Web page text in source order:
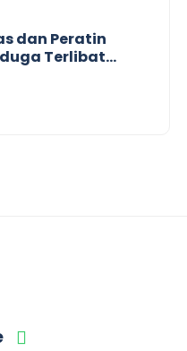
dan Peratin
Terlibat
Mahasiswa
Bawaslu